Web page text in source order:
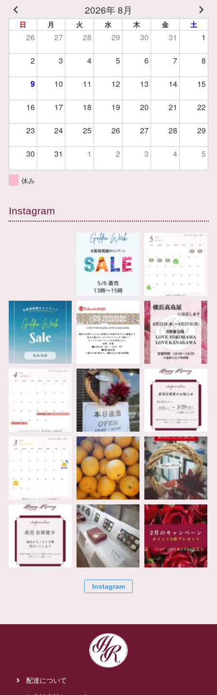
2026年 8月
日 月 火 水 木 金 土
26 27 28 29 30 31 1
2 3 4 5 6 7 8
9 10 11 12 13 14 15
16 17 18 19 20 21 22
23 24 25 26 27 28 29
30 31 1 2 3 4 5
休み
Instagram
Instagram
配達について